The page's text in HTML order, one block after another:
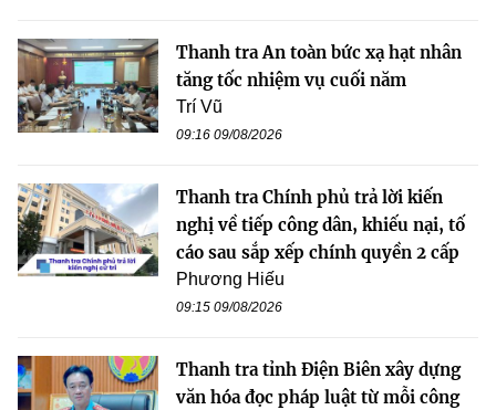
Thanh tra An toàn bức xạ hạt nhân
tăng tốc nhiệm vụ cuối năm
Trí Vũ
09:16 09/08/2026
Thanh tra Chính phủ trả lời kiến
nghị về tiếp công dân, khiếu nại, tố
cáo sau sắp xếp chính quyền 2 cấp
Phương Hiếu
09:15 09/08/2026
Thanh tra tỉnh Điện Biên xây dựng
văn hóa đọc pháp luật từ mỗi công